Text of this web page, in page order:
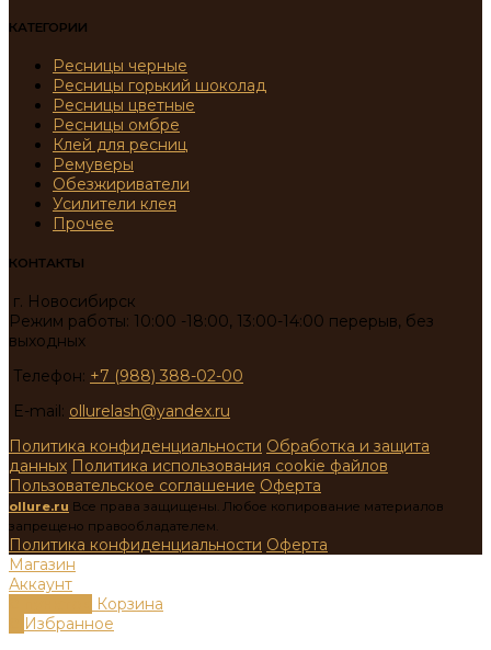
КАТЕГОРИИ
Ресницы черные
Ресницы горький шоколад
Ресницы цветные
Ресницы омбре
Клей для ресниц
Ремуверы
Обезжириватели
Усилители клея
Прочее
КОНТАКТЫ
г. Новосибирск
Режим работы: 10:00 -18:00, 13:00-14:00 перерыв, без
выходных
Телефон: +7 (988) 388-02-00
E-mail: ollurelash@yandex.ru
Политика конфиденциальности Обработка и защита
данных Политика использования cookie файлов
Пользовательское соглашение Оферта
ollure.ru Все права защищены. Любое копирование материалов
запрещено правообладателем.
Политика конфиденциальности Оферта
Магазин
Аккаунт
Корзина
Избранное